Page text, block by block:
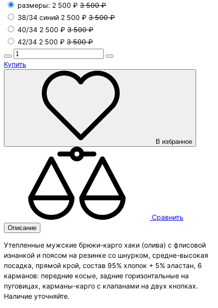
размеры: 2 500 ₽ 3 500 ₽
38/34 синий 2 500 ₽ 3 500 ₽
40/34 2 500 ₽ 3 500 ₽
42/34 2 500 ₽ 3 500 ₽
Купить
В избранное
Сравнить
Описание
Утепленные мужские брюки-карго хаки (олива) с флисовой
изнанкой и поясом на резинке со шнурком, средне-высокая
посадка, прямой крой, состав 95% хлопок + 5% эластан, 6
карманов: передние косые, задние горизонтальные на
пуговицах, карманы-карго с клапанами на двух кнопках.
Наличие уточняйте.